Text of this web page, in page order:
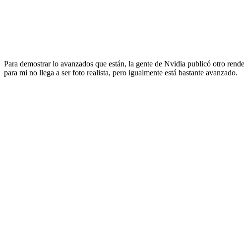
Para demostrar lo avanzados que están, la gente de Nvidia publicó otro
para mi no llega a ser foto realista, pero igualmente está bastante avanzado.